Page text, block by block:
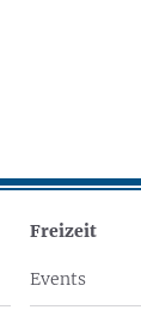
Freizeit
Events